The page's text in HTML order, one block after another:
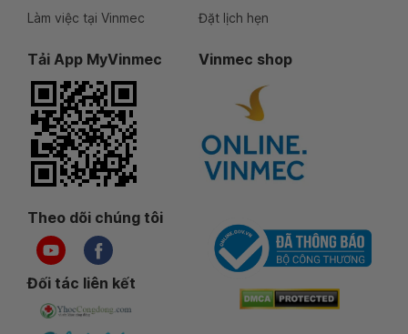
Làm việc tại Vinmec
Đặt lịch hẹn
Tải App MyVinmec Vinmec shop
Theo dõi chúng tôi
Đối tác liên kết